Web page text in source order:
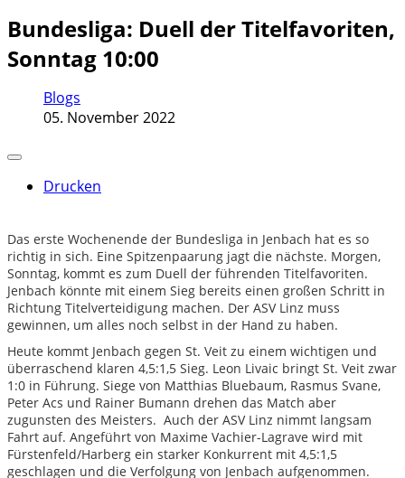
Bundesliga: Duell der Titelfavoriten,
Sonntag 10:00
Blogs
05. November 2022
Drucken
Das erste Wochenende der Bundesliga in Jenbach hat es so
richtig in sich. Eine Spitzenpaarung jagt die nächste. Morgen,
Sonntag, kommt es zum Duell der führenden Titelfavoriten.
Jenbach könnte mit einem Sieg bereits einen großen Schritt in
Richtung Titelverteidigung machen. Der ASV Linz muss
gewinnen, um alles noch selbst in der Hand zu haben.
Heute kommt Jenbach gegen St. Veit zu einem wichtigen und
überraschend klaren 4,5:1,5 Sieg. Leon Livaic bringt St. Veit zwar
1:0 in Führung. Siege von Matthias Bluebaum, Rasmus Svane,
Peter Acs und Rainer Bumann drehen das Match aber
zugunsten des Meisters. Auch der ASV Linz nimmt langsam
Fahrt auf. Angeführt von Maxime Vachier-Lagrave wird mit
Fürstenfeld/Harberg ein starker Konkurrent mit 4,5:1,5
geschlagen und die Verfolgung von Jenbach aufgenommen.